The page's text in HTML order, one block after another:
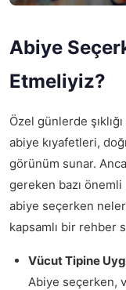
Abiye
Etmeliyiz?
Özel günlerde
abiye kıyafetleri,
görünüm sunar.
gereken bazı önemli
abiye seçerken
kapsamlı bir rehber
Vücut Tipine
Abiye seçerken,